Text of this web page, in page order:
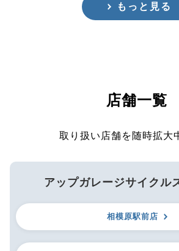
もっと見る
店舗一覧
取り扱い店舗を随時拡大
アップガレージサイクル
相模原駅前店